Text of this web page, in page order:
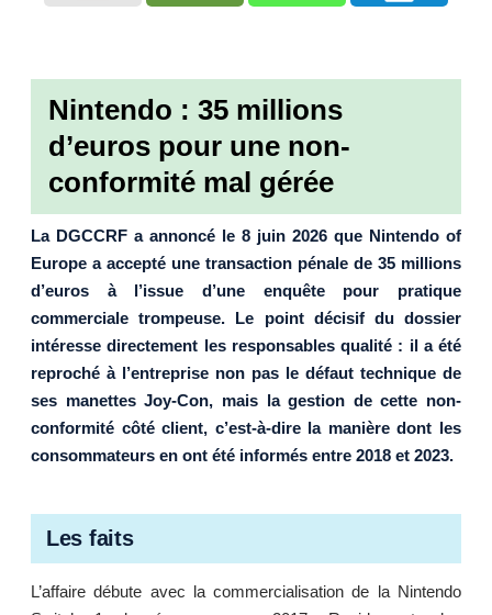
Nintendo : 35 millions
d’euros pour une non-
conformité mal gérée
La DGCCRF a annoncé le 8 juin 2026 que Nintendo of
Europe a accepté une transaction pénale de 35 millions
d’euros à l’issue d’une enquête pour pratique
commerciale trompeuse. Le point décisif du dossier
intéresse directement les responsables qualité : il a été
reproché à l’entreprise non pas le défaut technique de
ses manettes Joy-Con, mais la gestion de cette non-
conformité côté client, c’est-à-dire la manière dont les
consommateurs en ont été informés entre 2018 et 2023.
Les faits
L’affaire débute avec la commercialisation de la Nintendo